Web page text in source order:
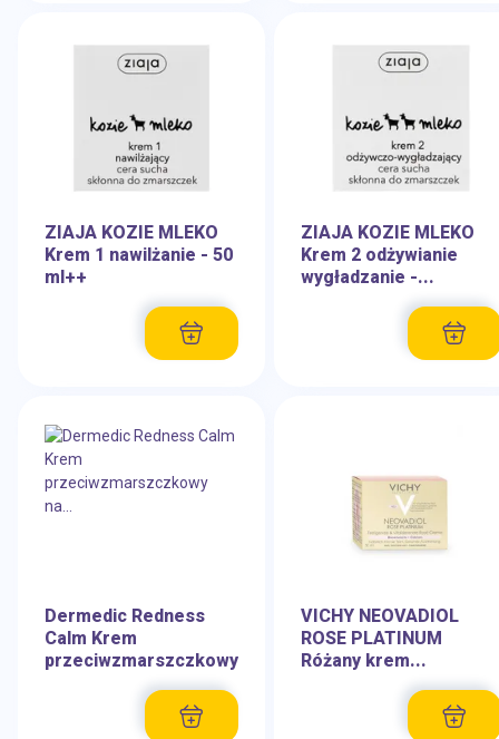
ZIAJA KOZIE MLEKO
Krem 1 nawilżanie - 50
ml++
ZIAJA KOZIE MLEKO
Krem 2 odżywianie
wygładzanie -...
Dermedic Redness
Calm Krem
przeciwzmarszczkowy
VICHY NEOVADIOL
ROSE PLATINUM
Różany krem...